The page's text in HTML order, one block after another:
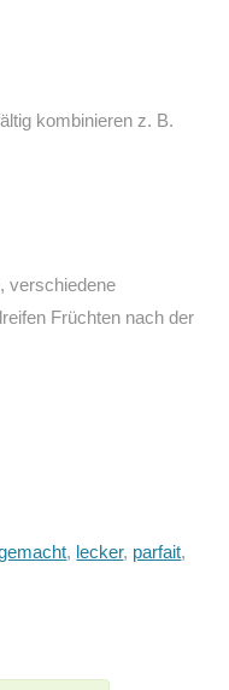
kombinieren z. B.
verschiedene
Früchten nach der
, lecker, parfait,